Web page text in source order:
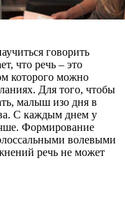
говорить
что речь – это
которого можно
Для того, чтобы
малыш изо дня в
С каждым днем у
Формирование
волевыми
речь не может